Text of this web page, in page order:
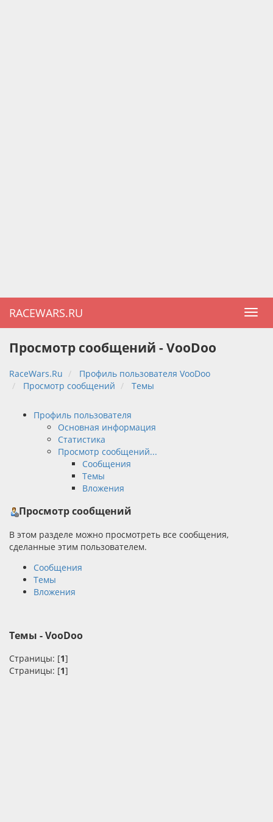
RACEWARS.RU
Просмотр сообщений - VooDoo
RaceWars.Ru
Профиль пользователя VooDoo
Просмотр сообщений
Темы
Профиль пользователя
Основная информация
Статистика
Просмотр сообщений...
Сообщения
Темы
Вложения
Просмотр сообщений
В этом разделе можно просмотреть все сообщения,
сделанные этим пользователем.
Сообщения
Темы
Вложения
Темы - VooDoo
Страницы: [1]
Страницы: [1]